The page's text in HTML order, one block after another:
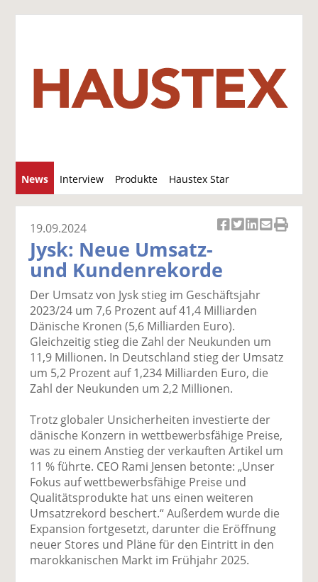
News Interview Produkte Haustex Star
u
c
k
el
a
uf
F
ac
e
b
o
o
k
te
il
e
n
el
t
wi
tt
er
n
el
a
uf
n
k
e
te
il
e
n
m
ai
l
se
n
d
e
e
n
19.09.2024
Jysk: Neue Umsatz-
und Kundenrekorde
Der Umsatz von Jysk stieg im Geschäftsjahr
2023/24 um 7,6 Prozent auf 41,4 Milliarden
Dänische Kronen (5,6 Milliarden Euro).
Gleichzeitig stieg die Zahl der Neukunden um
11,9 Millionen. In Deutschland stieg der Umsatz
um 5,2 Prozent auf 1,234 Milliarden Euro, die
Zahl der Neukunden um 2,2 Millionen.
Trotz globaler Unsicherheiten investierte der
dänische Konzern in wettbewerbsfähige Preise,
was zu einem Anstieg der verkauften Artikel um
11 % führte. CEO Rami Jensen betonte: „Unser
Fokus auf wettbewerbsfähige Preise und
Qualitätsprodukte hat uns einen weiteren
Umsatzrekord beschert.“ Außerdem wurde die
Expansion fortgesetzt, darunter die Eröffnung
neuer Stores und Pläne für den Eintritt in den
marokkanischen Markt im Frühjahr 2025.